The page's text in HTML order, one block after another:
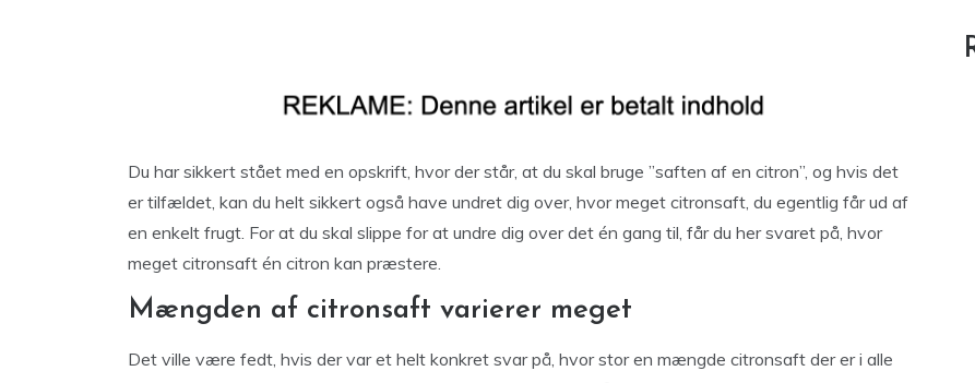
Du har sikkert stået med en opskrift, hvor der står, at du skal bruge ”saften af en citron”, og hvis det
er tilfældet, kan du helt sikkert også have undret dig over, hvor meget citronsaft, du egentlig får ud af
en enkelt frugt. For at du skal slippe for at undre dig over det én gang til, får du her svaret på, hvor
meget citronsaft én citron kan præstere.
Mængden af citronsaft varierer meget
Det ville være fedt, hvis der var et helt konkret svar på, hvor stor en mængde citronsaft der er i alle